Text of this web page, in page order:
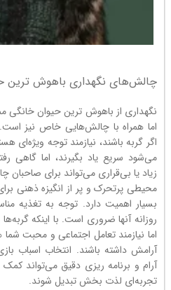
چالش‌های نگهداری باهوش ترین
نگهداری از باهوش ترین حیوان
اما همراه با چالش‌هایی خاص نیز است.
اگر گربه باشند، نیازمند توجه ویژه‌ای
می‌شود سریع یاد بگیرند، اما گاهی
زیاد یا بی‌قراری می‌تواند برای صاحبان
محیطی پرتحرک و پر از انگیزه ذهنی
بسیار اهمیت دارد. توجه به تغذیه
روزانه آنها ضروری است. با اینکه
اما نیازمند تعامل اجتماعی و محبت
آرامش داشته باشند. انتخاب اسباب
آرام و برنامه ریزی دقیق می‌تواند
تجربه‌ای لذت بخش تبدیل شوند.